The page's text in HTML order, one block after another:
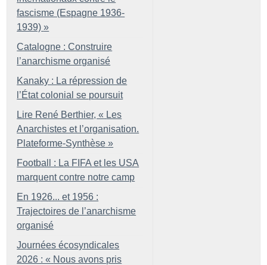
fascisme (Espagne 1936-
1939) »
Catalogne : Construire
l’anarchisme organisé
Kanaky : La répression de
l’État colonial se poursuit
Lire René Berthier, « Les
Anarchistes et l’organisation.
Plateforme-Synthèse »
Football : La FIFA et les USA
marquent contre notre camp
En 1926... et 1956 :
Trajectoires de l’anarchisme
organisé
Journées écosyndicales
2026 : « Nous avons pris